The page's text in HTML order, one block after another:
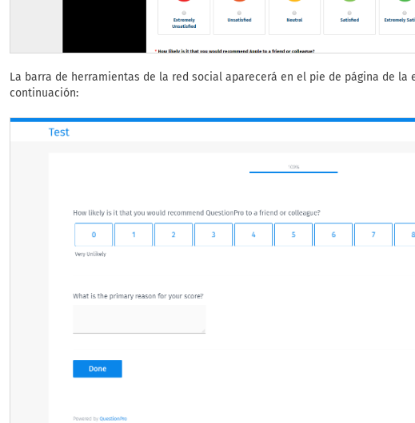
La barra de herramientas de la red social aparecerá en el pie de página de la
continuación: